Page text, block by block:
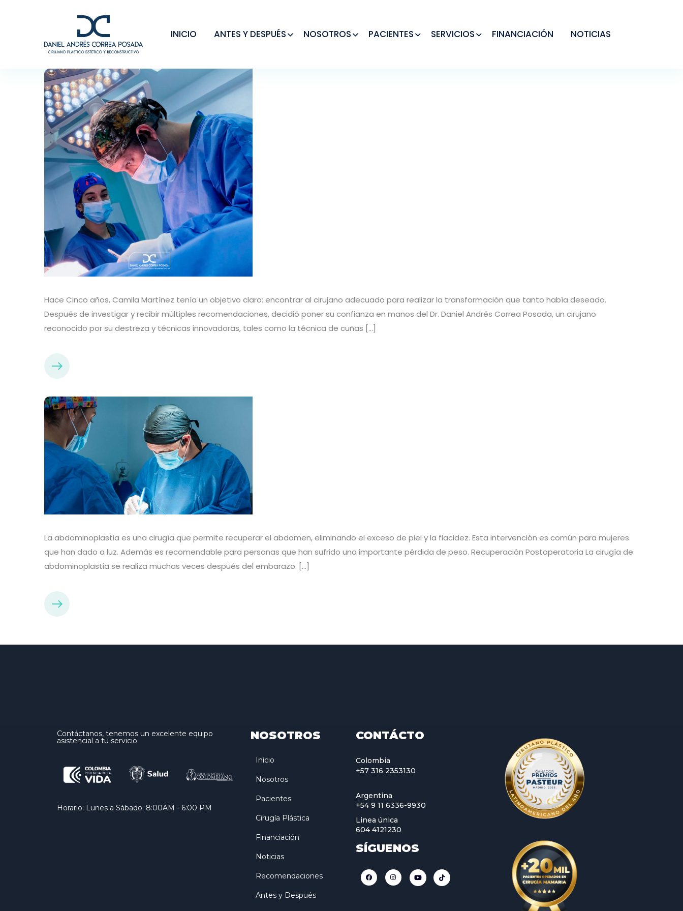
INICIO ANTES Y DESPUÉS NOSOTROS PACIENTES SERVICIOS FINANCIACIÓN NOTICIAS
Hace Cinco años, Camila Martínez tenía un objetivo claro: encontrar al cirujano adecuado para realizar la transformación que tanto había deseado.
Después de investigar y recibir múltiples recomendaciones, decidió poner su confianza en manos del Dr. Daniel Andrés Correa Posada, un cirujano
reconocido por su destreza y técnicas innovadoras, tales como la técnica de cuñas […]
La abdominoplastia es una cirugía que permite recuperar el abdomen, eliminando el exceso de piel y la flacidez. Esta intervención es común para mujeres
que han dado a luz. Además es recomendable para personas que han sufrido una importante pérdida de peso. Recuperación Postoperatoria La cirugía de
abdominoplastia se realiza muchas veces después del embarazo. […]
Contáctanos, tenemos un excelente equipo
asistencial a tu servicio.
Horario: Lunes a Sábado: 8:00AM - 6:00 PM
NOSOTROS
Inicio
Nosotros
Pacientes
Cirugía Plástica
Financiación
Noticias
Recomendaciones
Antes y Después
CONTÁCTO
Colombia
+57 316 2353130
Argentina
+54 9 11 6336-9930
Linea única
604 4121230
SÍGUENOS